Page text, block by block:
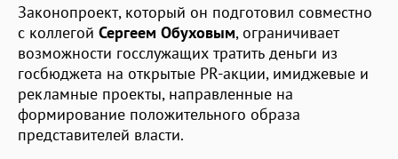
Законопроект, который он подготовил совместно
с коллегой Сергеем Обуховым, ограничивает
возможности госслужащих тратить деньги из
госбюджета на открытые PR-акции, имиджевые и
рекламные проекты, направленные на
формирование положительного образа
представителей власти.